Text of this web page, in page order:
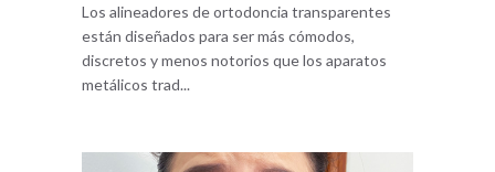
Los alineadores de ortodoncia transparentes
están diseñados para ser más cómodos,
discretos y menos notorios que los aparatos
metálicos trad...